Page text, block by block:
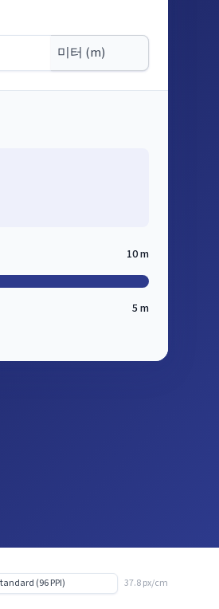
10 m
5 m
37.8 px/cm